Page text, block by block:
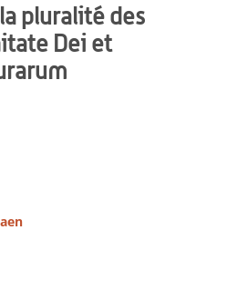
pluralité des
Dei et